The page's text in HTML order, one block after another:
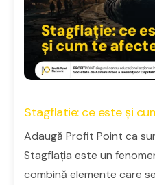
Stagflatie: ce este și
Adaugă Profit Point ca
Stagflația este un
combină elemente care